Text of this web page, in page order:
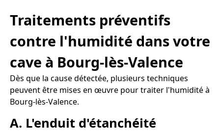
Traitements préventifs
contre l'humidité dans votre
cave à Bourg-lès-Valence
Dès que la cause détectée, plusieurs techniques
peuvent être mises en œuvre pour traiter l'humidité à
Bourg-lès-Valence.
A. L'enduit d'étanchéité